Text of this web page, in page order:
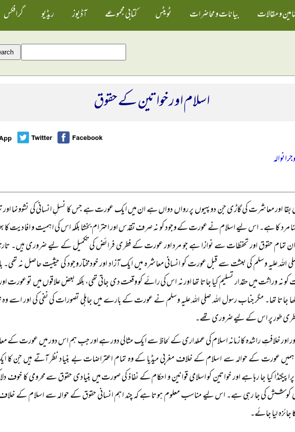
و مقالات بیانات و محاضرات ٹویٹس کتابی مجموعے آڈیوز ریڈیو گرافکس
اسلام اور خواتین کے حقوق
بقا اور معاشرت کی گاڑی جن دو پہیوں پر رواں دواں ہے ان میں ایک عورت ہے جس کا نسلِ انسانی کی نشوونما اور
کا ہے۔ اس لیے اسلام نے عورت کے وجود کو نہ صرف تقدس اور احترام بخشا بلکہ اس کی اہمیت و افادیت کا
تمام حقوق اور تحفظات سے نوازا ہے جو مرد اور عورت کے فطری فرائض کی تکمیل کے لیے ضروری ہیں۔
اللہ علیہ وسلم کی بعثت سے قبل عورت کو انسانی معاشرہ میں ایک آزاد اور خودمختار وجود کی حیثیت حاصل نہ تھی۔
نہ وراثت میں حقدار تسلیم کیا جاتا تھا اور نہ اس کی رائے کو وقعت دی جاتی تھی، بلکہ بعض علاقوں میں تو عورت
جاتا تھا۔ مگر جناب رسول اللہ صلی اللہ علیہ وسلم نے عورت کے بارے میں جاہلی تصورات کی نفی کی اور اسے
طور پر اس کے لیے ضروری تھے۔
اور خلافتِ راشدہ کا زمانہ اسلام کی عملداری کے لحاظ سے ایک مثالی دور ہے اور جب ہم اس دور میں عورت کے
ہمیں عورت کے حوالہ سے اسلام کے خلاف مغربی میڈیا کے وہ تمام اعتراضات بے بنیاد نظر آتے ہیں جن
کیا جا رہا ہے اور خواتین کو اسلامی قوانین و احکام کے نفاذ کی صورت میں بنیادی حقوق سے محرومی کا خوف
کوشش کی جا رہی ہے۔ اس لیے مناسب معلوم ہوتا ہے کہ چند اہم انسانی حقوق کے حوالہ سے اسلام کے خلاف
لیا جائے۔